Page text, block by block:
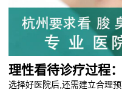
理性看待诊疗过程
选择好医院后,还需建立合理预